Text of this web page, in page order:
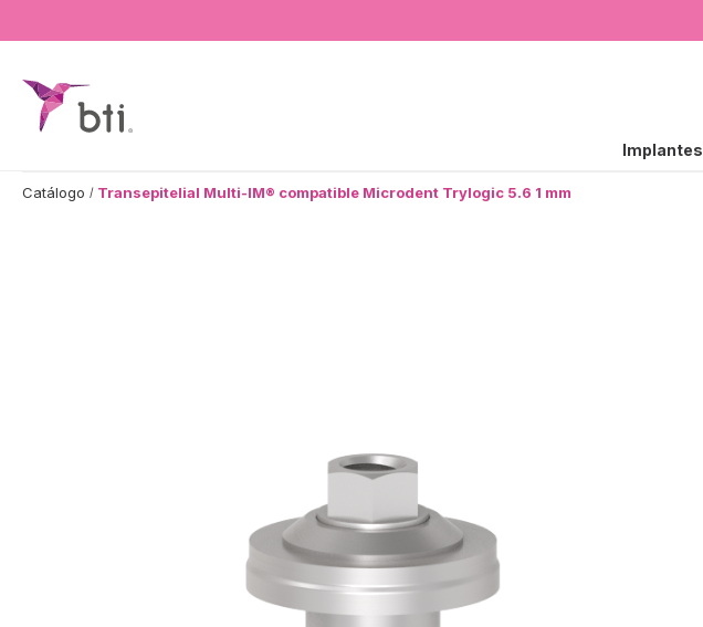
BTI - Human Tecnology
Implantes
Catálogo Transepitelial Multi-IM® compatible Microdent Trylogic 5.6 1 mm